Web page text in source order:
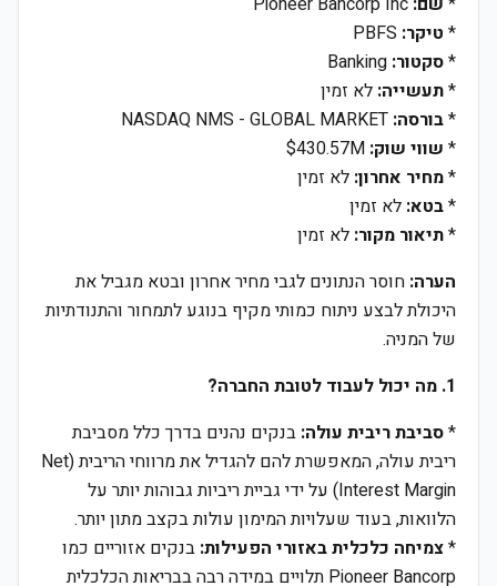
* טיקר:
*סקטור:
*תעשייה: לא זמין
*בורסה:
* שווי שוק:
*מחיר אחרון: לא זמין
*בטא: לא זמין
*תיאור מקור: לא זמין
הערה: חוסר הנתונים לגבי מחיר אחרון ובטא מגביל את
היכולת לבצע ניתוח כמותי מקיף בנוגע לתמחור והתנודתיות
של המניה.
1. מה יכול לעבוד לטובת החברה?
*סביבת ריבית עולה: בנקים נהנים בדרך כלל מסביבת
ריבית עולה, המאפשרת להם להגדיל את מרווחי הריבית (Net
Interest Margin) על ידי גביית ריביות גבוהות יותר על
הלוואות, בעוד שעלויות המימון עולות בקצב מתון יותר.
*צמיחה כלכלית באזורי הפעילות: בנקים אזוריים כמו
Pioneer Bancorp תלויים במידה רבה בבריאות הכלכלית